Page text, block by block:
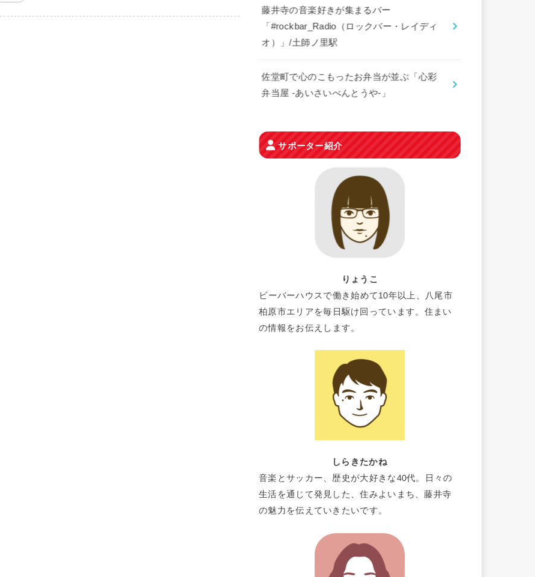
藤井寺の音楽好きが集まるバー
「#rockbar_Radio（ロックバー・レイディ
オ）」/土師ノ里駅
佐堂町で心のこもったお弁当が並ぶ「心彩
弁当屋 -あいさいべんとうや-」
サポーター紹介
りょうこ
ビーバーハウスで働き始めて10年以上、八尾市
柏原市エリアを毎日駆け回っています。住まい
の情報をお伝えします。
しらきたかね
音楽とサッカー、歴史が大好きな40代。日々の
生活を通じて発見した、住みよいまち、藤井寺
の魅力を伝えていきたいです。